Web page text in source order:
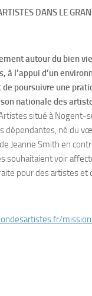
DANS LE
autour du bien
à l’appui d’un
de poursuivre une
nationale des
situé à
dépendantes, né du
Jeanne Smith en
souhaitaient voir
pour des artistes et